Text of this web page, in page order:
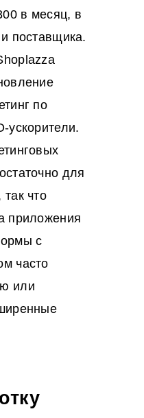
в месяц, в
поставщика.
по
ускорители.
для
что
приложения
с
часто
или